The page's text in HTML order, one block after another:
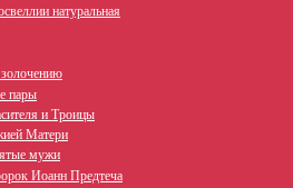
натуральная
пары
и Троицы
Матери
мужи
Иоанн Предтеча